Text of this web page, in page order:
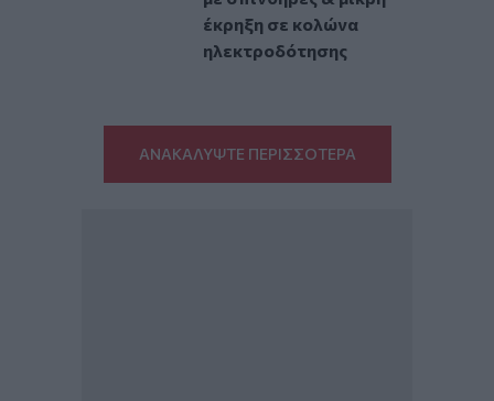
έκρηξη σε κολώνα
ηλεκτροδότησης
ΑΝΑΚΑΛΥΨΤΕ ΠΕΡΙΣΣΟΤΕΡΑ